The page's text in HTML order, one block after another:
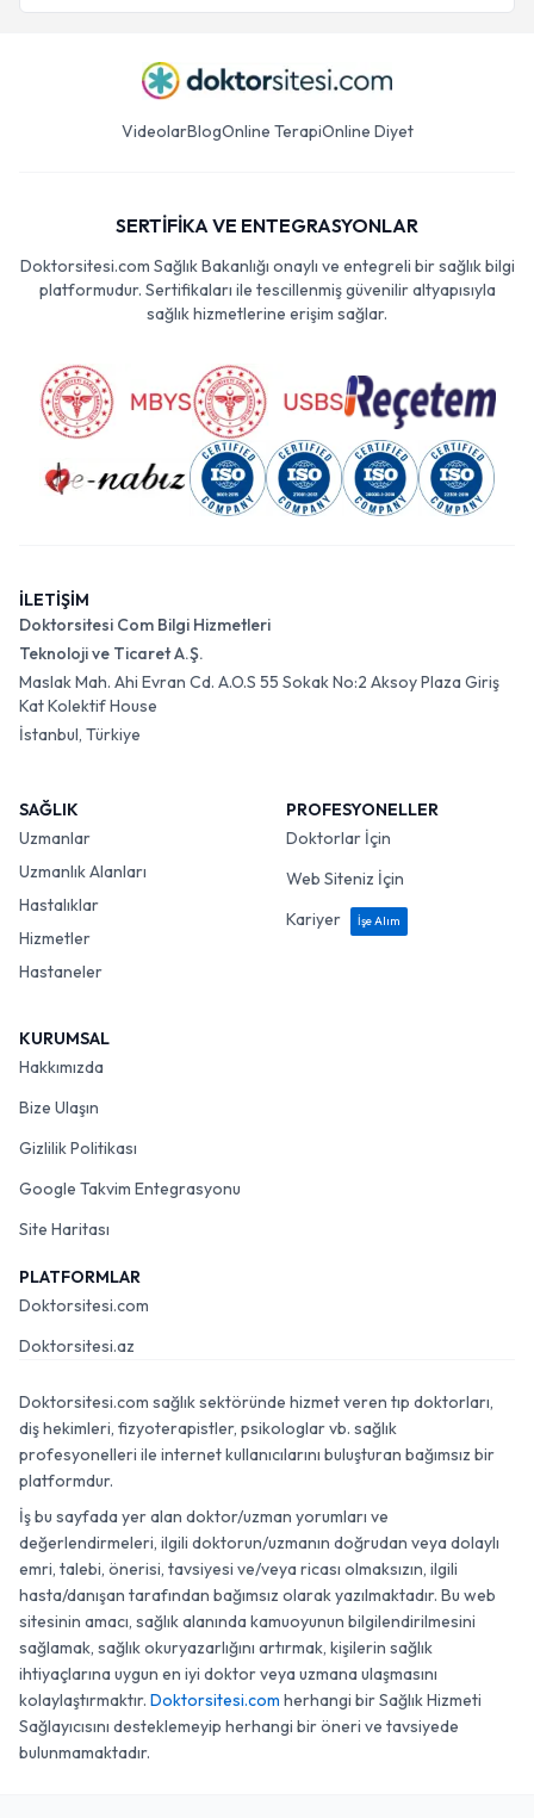
VideolarBlogOnline TerapiOnline Diyet
SERTİFİKA VE ENTEGRASYONLAR
Doktorsitesi.com Sağlık Bakanlığı onaylı ve entegreli bir sağlık bilgi
platformudur. Sertifikaları ile tescillenmiş güvenilir altyapısıyla
sağlık hizmetlerine erişim sağlar.
İLETİŞİM
Doktorsitesi Com Bilgi Hizmetleri
Teknoloji ve Ticaret A.Ş.
Maslak Mah. Ahi Evran Cd. A.O.S 55 Sokak No:2 Aksoy Plaza Giriş
Kat Kolektif House
İstanbul, Türkiye
SAĞLIK
Uzmanlar
Uzmanlık Alanları
Hastalıklar
Hizmetler
Hastaneler
PROFESYONELLER
Doktorlar İçin
Web Siteniz İçin
Kariyer
İşe Alım
KURUMSAL
Hakkımızda
Bize Ulaşın
Gizlilik Politikası
Google Takvim Entegrasyonu
Site Haritası
PLATFORMLAR
Doktorsitesi.com
Doktorsitesi.az
Doktorsitesi.com sağlık sektöründe hizmet veren tıp doktorları,
diş hekimleri, fizyoterapistler, psikologlar vb. sağlık
profesyonelleri ile internet kullanıcılarını buluşturan bağımsız bir
platformdur.
İş bu sayfada yer alan doktor/uzman yorumları ve
değerlendirmeleri, ilgili doktorun/uzmanın doğrudan veya dolaylı
emri, talebi, önerisi, tavsiyesi ve/veya ricası olmaksızın, ilgili
hasta/danışan tarafından bağımsız olarak yazılmaktadır. Bu web
sitesinin amacı, sağlık alanında kamuoyunun bilgilendirilmesini
sağlamak, sağlık okuryazarlığını artırmak, kişilerin sağlık
ihtiyaçlarına uygun en iyi doktor veya uzmana ulaşmasını
kolaylaştırmaktır. Doktorsitesi.com herhangi bir Sağlık Hizmeti
Sağlayıcısını desteklemeyip herhangi bir öneri ve tavsiyede
bulunmamaktadır.